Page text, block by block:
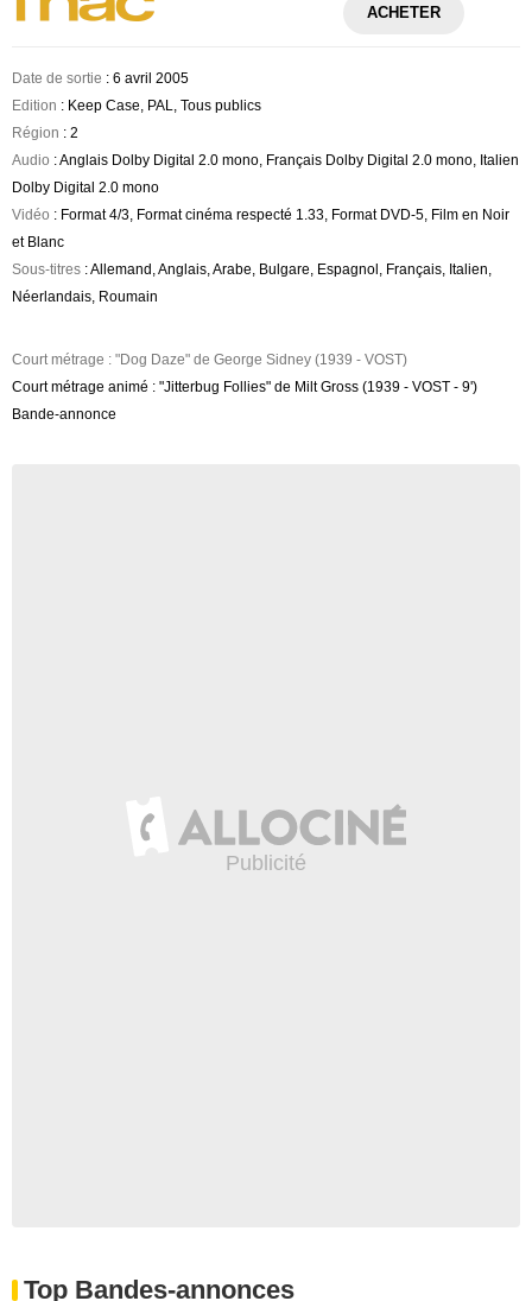
ACHETER
Date de sortie : 6 avril 2005
Edition : Keep Case, PAL, Tous publics
Région : 2
Audio : Anglais Dolby Digital 2.0 mono, Français Dolby Digital 2.0 mono, Italien
Dolby Digital 2.0 mono
Vidéo : Format 4/3, Format cinéma respecté 1.33, Format DVD-5, Film en Noir
et Blanc
Sous-titres : Allemand, Anglais, Arabe, Bulgare, Espagnol, Français, Italien,
Néerlandais, Roumain
Court métrage : "Dog Daze" de George Sidney (1939 - VOST)
Court métrage animé : "Jitterbug Follies" de Milt Gross (1939 - VOST - 9')
Bande-annonce
Top Bandes-annonces